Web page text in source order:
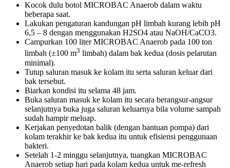
Kocok dulu botol MICROBAC Anaerob dalam waktu
beberapa saat.
Lakukan pengaturan kandungan pH limbah kurang lebih pH
6,5 – 8 dengan menggunakan H2SO4 atau NaOH/CaCO3.
Campurkan 100 liter MICROBAC Anaerob pada 100 ton
limbah (±100 m3 limbah) dalam bak kedua (dosis pelarutan
minimal).
Tutup saluran masuk ke kolam itu serta saluran keluar dari
bak tersebut.
Biarkan kondisi itu selama 48 jam.
Buka saluran masuk ke kolam itu secara berangsur-angsur
selanjutnya buka juga saluran keluarnya bila volume sampah
sudah hampir meluap.
Kerjakan penyedotan balik (dengan bantuan pompa) dari
kolam terakhir ke bak kedua itu untuk efisiensi penggunaan
bakteri.
Setelah 1-2 minggu selanjutnya, tuangkan MICROBAC
Anaerob setiap hari pada kolam kedua untuk me-refresh